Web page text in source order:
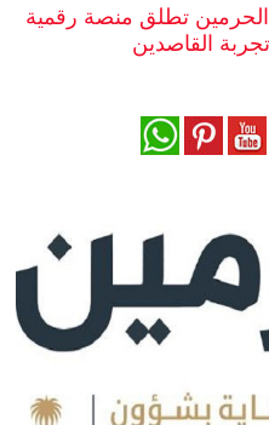
وموسيقى
وسفر
ديكور
أخبار
إعلام
الحرمين تطلق منصة رقمية
القاصدين